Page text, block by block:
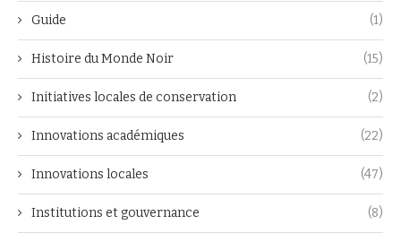
Guide (1)
Histoire du Monde Noir (15)
Initiatives locales de conservation (2)
Innovations académiques (22)
Innovations locales (47)
Institutions et gouvernance (8)